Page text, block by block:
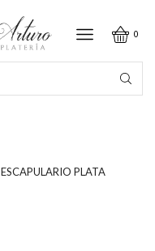
0
ESCAPULARIO PLATA